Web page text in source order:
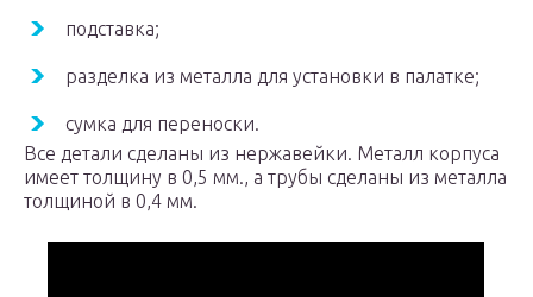
подставка;
разделка из металла для установки в палатке;
сумка для переноски.
Все детали сделаны из нержавейки. Металл корпуса
имеет толщину в 0,5 мм., а трубы сделаны из металла
толщиной в 0,4 мм.